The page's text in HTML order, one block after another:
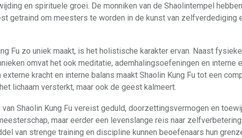
en spirituele groei. De monniken van de Shaolintempel
getraind om meesters te worden in de kunst van zelfverdediging
Fu zo uniek maakt, is het holistische karakter ervan. Naast fysieke
omvat het ook meditatie, ademhalingsoefeningen en interne
externe kracht en interne balans maakt Shaolin Kung Fu tot een
lichaam versterkt, maar ook de geest kalmeert.
Shaolin Kung Fu vereist geduld, doorzettingsvermogen en
maar eerder een levenslange reis naar
van strenge training en discipline kunnen beoefenaars hun